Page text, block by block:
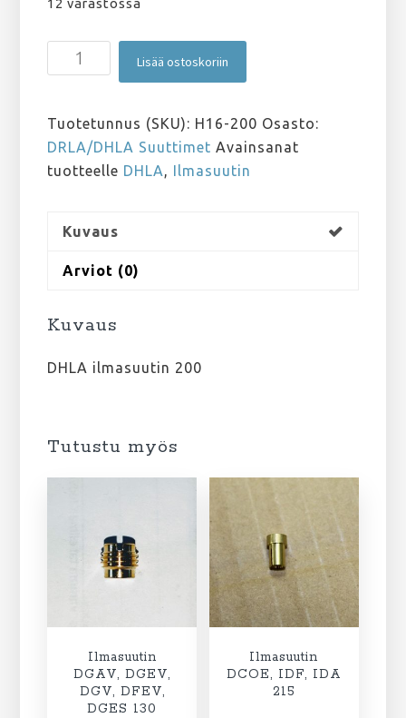
12 varastossa
DHLA
Ilmasuutin
määrä
Lisää ostoskoriin
Tuotetunnus (SKU): H16-200 Osasto:
DRLA/DHLA Suuttimet Avainsanat
tuotteelle DHLA, Ilmasuutin
Kuvaus
Arviot (0)
Kuvaus
DHLA ilmasuutin 200
Tutustu myös
Ilmasuutin
DGAV, DGEV,
DGV, DFEV,
DGES 130
Ilmasuutin
DCOE, IDF, IDA
215